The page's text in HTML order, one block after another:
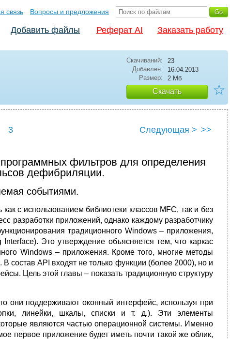
связь Вопросы и предложения
Добавить файлы Реферат AI Заказать работу
Скачиваний:
23
Добавлен:
16.04.2013
Размер:
2 Мб
Скачать ☆
3 Следующая > >>
фильтров для определения
дефибриляции.
событиями.
с использованием библиотеки классов MFC, так и без
разработки приложений, однако каждому разработчику
традиционного Windows – приложения,
Это утверждение объясняется тем, что каркас
Windows – приложения. Кроме того, многие методы
состав API входят не только функции (более 2000), но и
Цель этой главы – показать традиционную структуру
они поддерживают оконный интерфейс, используя при
линейки, шкалы, списки и т. д.). Эти элементы
являются частью операционной системы. Именно
первое приложение будет иметь почти такой же облик,